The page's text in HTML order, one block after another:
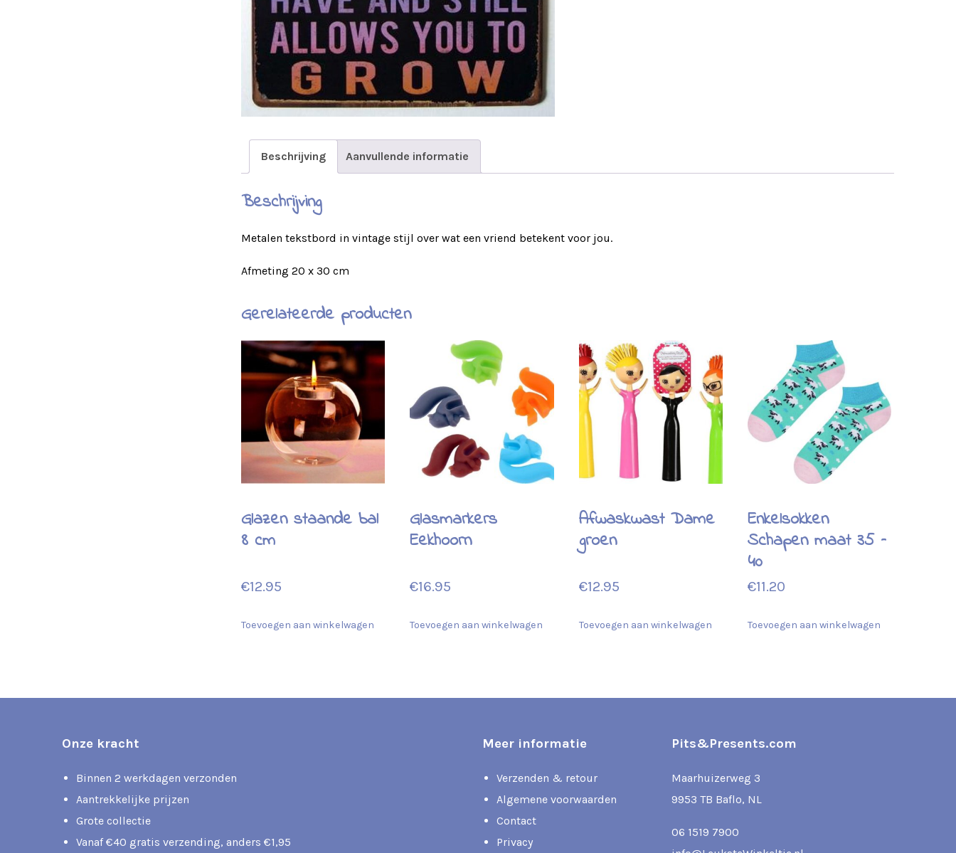
Beschrijving Aanvullende informatie
Beschrijving
Metalen tekstbord in vintage stijl over wat een vriend betekent voor jou.
Afmeting 20 x 30 cm
Gerelateerde producten
Glazen staande bal
8 cm
€12.95
Toevoegen aan winkelwagen
Glasmarkers
Eekhoorn
€16.95
Toevoegen aan winkelwagen
Afwaskwast Dame
groen
€12.95
Toevoegen aan winkelwagen
Enkelsokken
Schapen maat 35 –
40
€11.20
Toevoegen aan winkelwagen
Onze kracht
Binnen 2 werkdagen verzonden
Aantrekkelijke prijzen
Grote collectie
Vanaf €40 gratis verzending, anders €1,95
Meer informatie
Verzenden & retour
Algemene voorwaarden
Contact
Privacy
Pits&Presents.com
Maarhuizerweg 3
9953 TB Baflo, NL
06 1519 7900